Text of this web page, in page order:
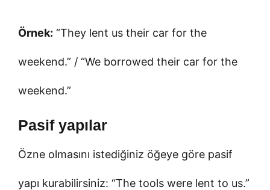
Örnek: “They lent us their car for the
weekend.” / “We borrowed their car for the
weekend.”
Pasif yapılar
Özne olmasını istediğiniz öğeye göre pasif
yapı kurabilirsiniz: “The tools were lent to us.”